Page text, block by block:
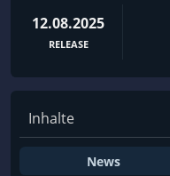
12.08.2025
RELEASE
Inhalte
News